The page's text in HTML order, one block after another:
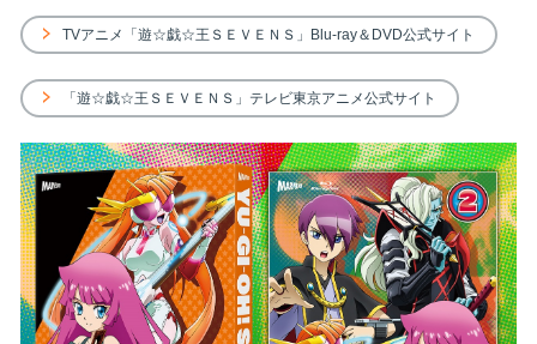
TVアニメ「遊☆戯☆王ＳＥＶＥＮＳ」Blu-ray＆DVD公式サイト
「遊☆戯☆王ＳＥＶＥＮＳ」テレビ東京アニメ公式サイト